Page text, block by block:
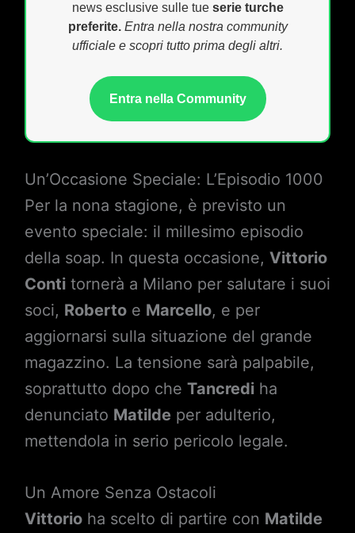
news esclusive sulle tue serie turche
preferite. Entra nella nostra community
ufficiale e scopri tutto prima degli altri.
Entra nella Community
Un’Occasione Speciale: L’Episodio 1000
Per la nona stagione, è previsto un
evento speciale: il millesimo episodio
della soap. In questa occasione, Vittorio
Contitornerà a Milano per salutare i suoi
soci, Robertoe Marcello, e per
aggiornarsi sulla situazione del grande
magazzino. La tensione sarà palpabile,
soprattutto dopo che Tancrediha
denunciato Matilde per adulterio,
mettendola in serio pericolo legale.
Un Amore Senza Ostacoli
Vittorioha scelto di partire con Matilde